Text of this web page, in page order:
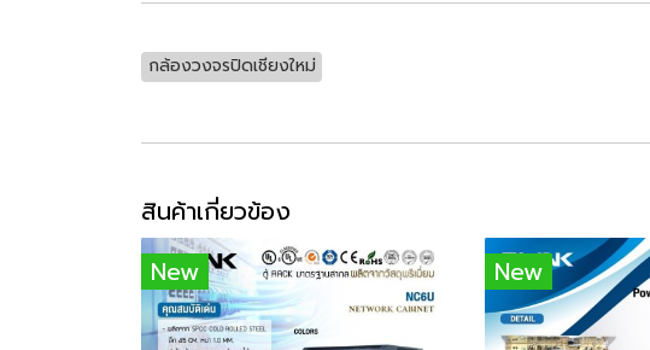
กล้องวงจรปิดเชียงใหม่
สินค้าเกี่ยวข้อง
New
New